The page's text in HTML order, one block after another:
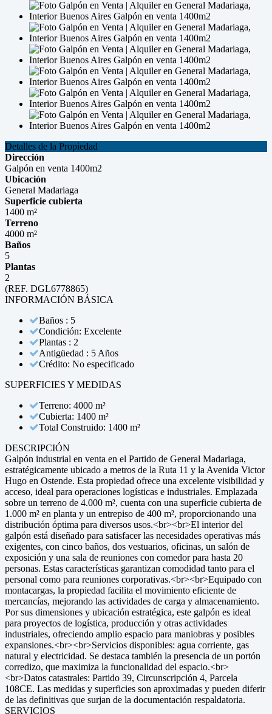
Detalles de la Propiedad
Dirección
Galpón en venta 1400m2
Ubicación
General Madariaga
Superficie cubierta
1400 m²
Terreno
4000 m²
Baños
5
Plantas
2
(REF. DGL6778865)
INFORMACIÓN BÁSICA
Baños : 5
Condición: Excelente
Plantas : 2
Antigüedad : 5 Años
Crédito: No especificado
SUPERFICIES Y MEDIDAS
Terreno: 4000 m²
Cubierta: 1400 m²
Total Construido: 1400 m²
DESCRIPCIÓN
Galpón industrial en venta en el Partido de General Madariaga,
estratégicamente ubicado a metros de la Ruta 11 y la Avenida Victor
Hugo en Ostende. Esta propiedad ofrece una excelente visibilidad y
acceso, ideal para operaciones logísticas e industriales. Emplazada
sobre un terreno de 4.000 m², cuenta con una superficie cubierta de
1.000 m² en planta y un entrepiso de 400 m², proporcionando una
distribución óptima para diversos usos.<br><br>El interior del
galpón está diseñado para satisfacer las necesidades operativas más
exigentes, con cinco baños, dos vestuarios, oficinas, un salón de
exposición y una sala de reuniones con comedor para hasta 20
personas. Estas características garantizan comodidad tanto para el
personal como para reuniones corporativas.<br><br>Equipado con
montacargas, la propiedad facilita el movimiento eficiente de
mercancías, mejorando las actividades de carga y almacenamiento.
Por sus dimensiones y ubicación estratégica, este galpón es ideal
para proyectos de logística, producción y otras actividades
industriales, ofreciendo amplio espacio para maniobras y posibles
expansiones.<br><br>Servicios disponibles: agua corriente, gas
natural y electricidad. Se destaca también la presencia de un portón
corredizo, que maximiza la funcionalidad del espacio.<br>
<br>Datos catastrales: Partido 39, Circunscripción 4, Parcela
108CE. Las medidas y superficies son aproximadas y pueden diferir
de las definitivas que surjan de la documentación respaldatoria.
SERVICIOS